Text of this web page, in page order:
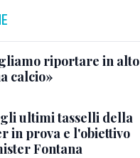
riportare in alto
calcio»
ultimi tasselli della
in prova e l'obiettivo
Fontana